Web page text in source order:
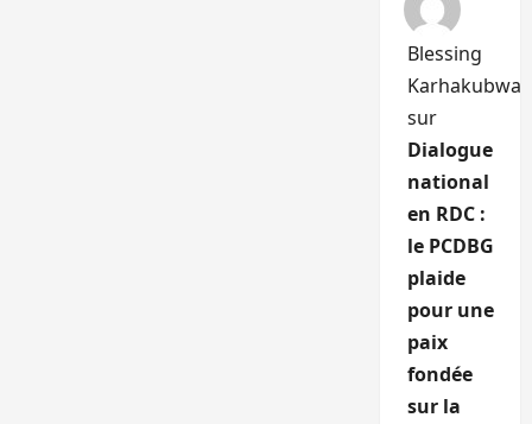
Blessing
Karhakubwa
sur
Dialogue
national
en RDC :
le PCDBG
plaide
pour une
paix
fondée
sur la